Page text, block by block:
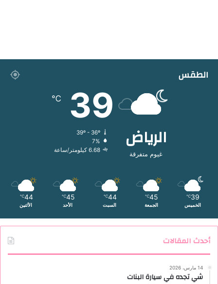
الطقس
الرياض
غيوم متفرقة
39
℃
39º - 36º
7%
6.68 كيلومتر/ساعة
39
℃
الخميس
45
℃
الجمعة
44
℃
السبت
45
℃
الأحد
44
℃
الأثنين
أحدث المقالات
14 مارس، 2026
شي تجده في سيارة البنات